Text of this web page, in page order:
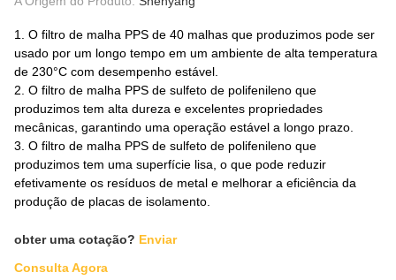
1. O filtro de malha PPS de 40 malhas que produzimos pode ser
usado por um longo tempo em um ambiente de alta temperatura
de 230°C com desempenho estável.
2. O filtro de malha PPS de sulfeto de polifenileno que
produzimos tem alta dureza e excelentes propriedades
mecânicas, garantindo uma operação estável a longo prazo.
3. O filtro de malha PPS de sulfeto de polifenileno que
produzimos tem uma superfície lisa, o que pode reduzir
efetivamente os resíduos de metal e melhorar a eficiência da
produção de placas de isolamento.
obter uma cotação? Enviar
Consulta Agora